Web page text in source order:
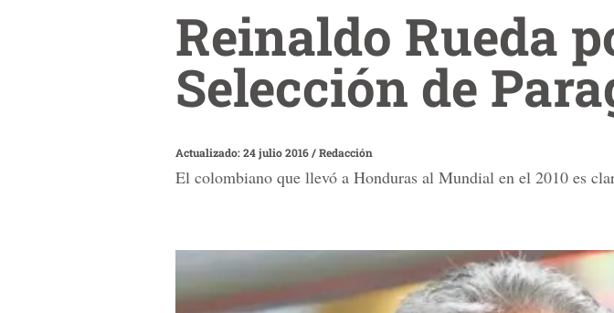
Reinaldo Rueda
Selección de
Actualizado: 24 julio 2016/Redacción
El colombiano que llevó a Honduras al Mundial en el 2010 es